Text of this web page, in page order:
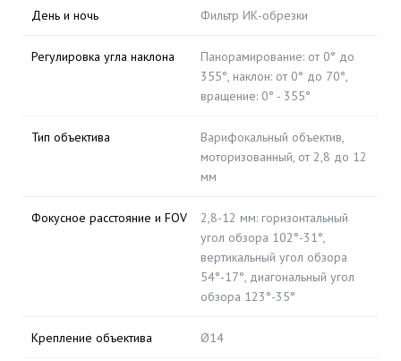
День и ночь Фильтр ИК-обрезки
Регулировка угла наклона
Панорамирование: от 0° до
355°, наклон: от 0° до 70°,
вращение: 0° - 355°
Тип объектива
Варифокальный объектив,
моторизованный, от 2,8 до 12
мм
Фокусное расстояние и FOV
2,8-12 мм: горизонтальный
угол обзора 102°-31°,
вертикальный угол обзора
54°-17°, диагональный угол
обзора 123°-35°
Крепление объектива Ø14